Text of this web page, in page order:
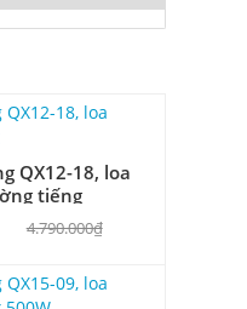
QX12-18, loa
tiếng
4.790.000₫